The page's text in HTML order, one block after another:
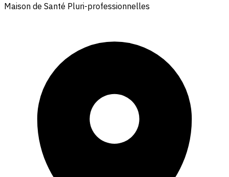
Maison de Santé Pluri-professionnelles